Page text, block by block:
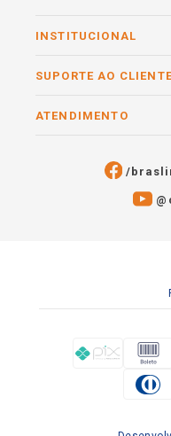
INSTITUCIONAL
SUPORTE AO
ATENDIMENTO
/